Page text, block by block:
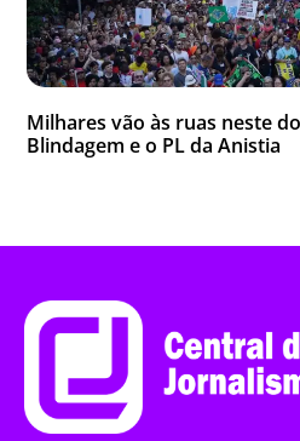
Milhares vão às ruas neste
Blindagem e o PL da Anistia